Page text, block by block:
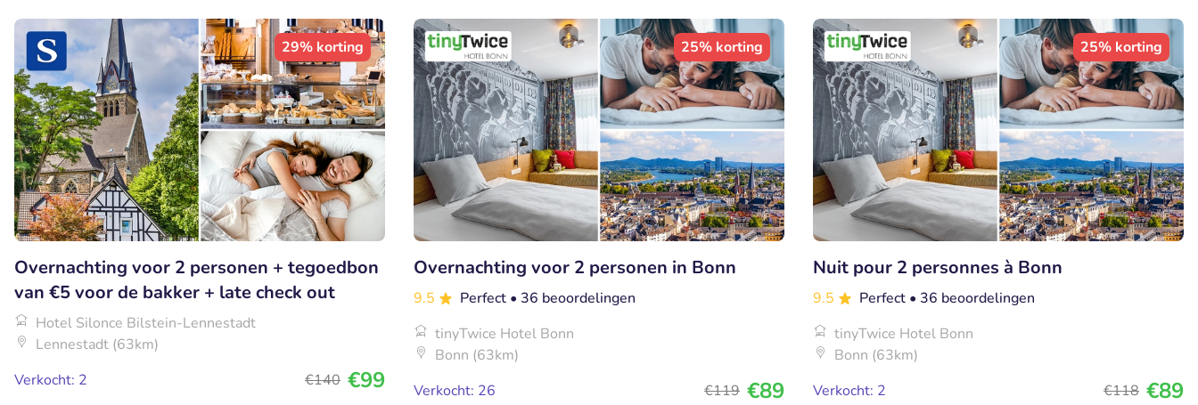
29% korting
Overnachting voor 2 personen + tegoedbon
van €5 voor de bakker + late check out
Hotel Silonce Bilstein-Lennestadt
Lennestadt (63km)
Verkocht: 2
€140 €99
25% korting
Overnachting voor 2 personen in Bonn
9.5 Perfect • 36 beoordelingen
tinyTwice Hotel Bonn
Bonn (63km)
Verkocht: 26
€119 €89
25% korting
Nuit pour 2 personnes à Bonn
9.5 Perfect • 36 beoordelingen
tinyTwice Hotel Bonn
Bonn (63km)
Verkocht: 2
€118 €89